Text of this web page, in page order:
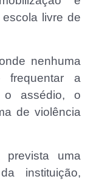
livre de
nenhuma
frequentar a
o assédio, o
de violência
prevista uma
instituição,